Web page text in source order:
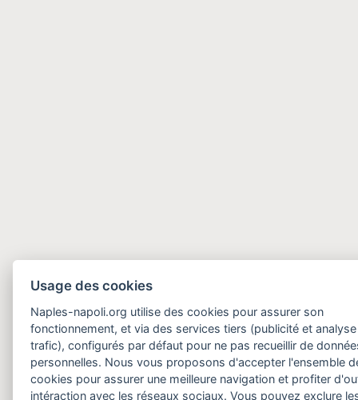
Usage des cookies
Naples-napoli.org utilise des cookies pour assurer son
fonctionnement, et via des services tiers (publicité et
trafic), configurés par défaut pour ne pas recueillir de
personnelles. Nous vous proposons d'accepter l'ensemble
cookies pour assurer une meilleure navigation et profiter
intéraction avec les réseaux sociaux. Vous pouvez exclure